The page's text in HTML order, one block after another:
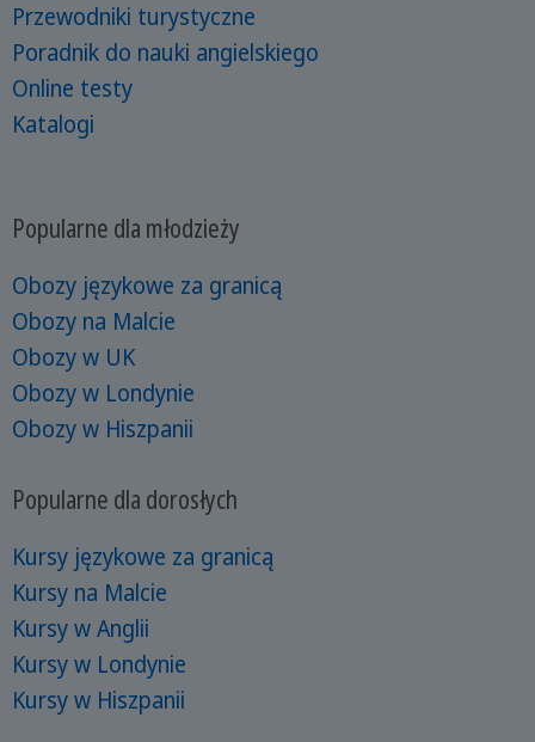
Przewodniki turystyczne
Poradnik do nauki angielskiego
Online testy
Katalogi
Popularne dla młodzieży
Obozy językowe za granicą
Obozy na Malcie
Obozy w UK
Obozy w Londynie
Obozy w Hiszpanii
Popularne dla dorosłych
Kursy językowe za granicą
Kursy na Malcie
Kursy w Anglii
Kursy w Londynie
Kursy w Hiszpanii